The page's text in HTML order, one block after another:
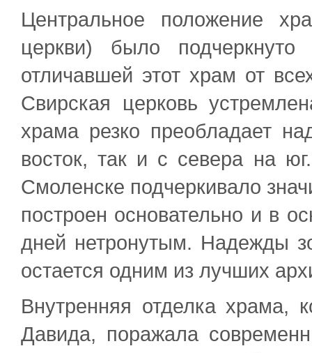
Центральное положение
церкви) было подчеркнуто
отличавшей этот храм от
Свирская церковь
храма резко преобладает
восток, так и с севера на
Смоленске подчеркивало
построен основательно и в
дней нетронутым. Надежды
остается одним из лучших
Внутренняя отделка храма,
Давида, поражала